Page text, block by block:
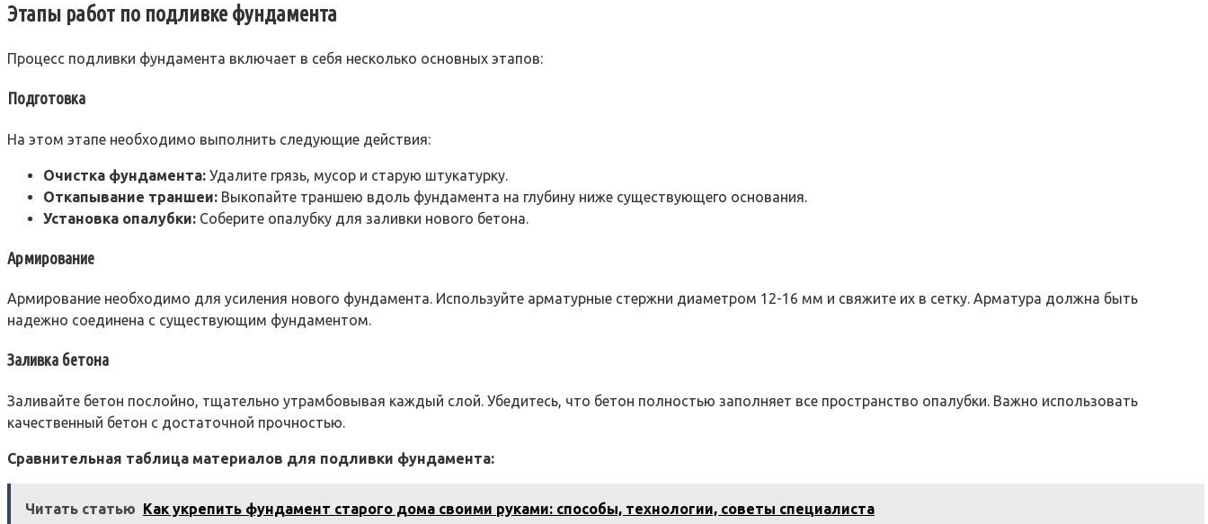
Этапы работ по подливке фундамента
Процесс подливки фундамента включает в себя несколько основных этапов:
Подготовка
На этом этапе необходимо выполнить следующие действия:
Очистка фундамента: Удалите грязь, мусор и старую штукатурку.
Откапывание траншеи: Выкопайте траншею вдоль фундамента на глубину ниже существующего основания.
Установка опалубки: Соберите опалубку для заливки нового бетона.
Армирование
Армирование необходимо для усиления нового фундамента. Используйте арматурные стержни диаметром 12-16 мм и свяжите их в сетку. Арматура должна быть
надежно соединена с существующим фундаментом.
Заливка бетона
Заливайте бетон послойно, тщательно утрамбовывая каждый слой. Убедитесь, что бетон полностью заполняет все пространство опалубки. Важно использовать
качественный бетон с достаточной прочностью.
Сравнительная таблица материалов для подливки фундамента:
Читать статью Как укрепить фундамент старого дома своими руками: способы, технологии, советы специалиста